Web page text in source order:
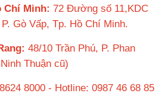
Chí Minh: 72 Đường số 11,KDC
Gò Vấp, Tp. Hồ Chí Minh.
48/10 Trần Phú, P. Phan
Thuận cũ)
8000 - Hotline: 0987 46 68 85